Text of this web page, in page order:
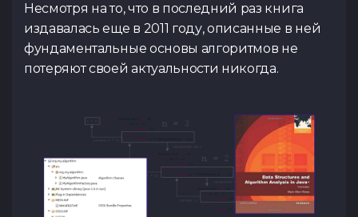
Несмотря на то, что в последний раз книга
издавалась еще в 2011 году, описанные в ней
фундаментальные основы алгоритмов не
потеряют своей актуальности никогда.